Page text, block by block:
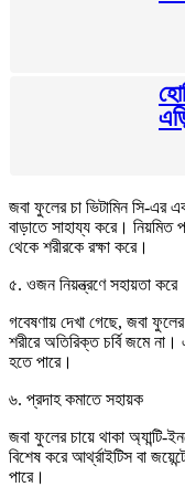
জবা ফুলের চা ভিটামিন সি-এর
বাড়াতে সাহায্য করে। নিয়মিত
থেকে শরীরকে রক্ষা করে।
৫. ওজন নিয়ন্ত্রণে সহায়তা করে
গবেষণায় দেখা গেছে, জবা
শরীরে অতিরিক্ত চর্বি জমে
হতে পারে।
৬. প্রদাহ কমাতে সহায়ক
জবা ফুলের চায়ে থাকা অ্যান্টি-
বিশেষ করে আর্থ্রাইটিস বা
পারে।